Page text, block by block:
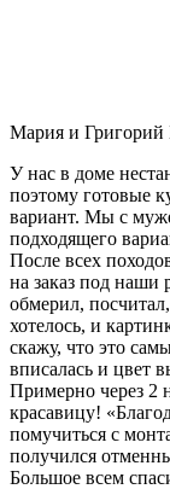
Мария и Григорий
У нас в доме
поэтому готовые
вариант. Мы с
подходящего
После всех
на заказ под наши
обмерил,
хотелось, и
скажу, что это
вписалась и цвет
Примерно через 2
красавицу!
помучиться с
получился
Большое всем